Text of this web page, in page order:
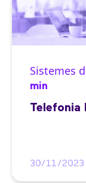
Sistemes
min
Telefonia
30/11/2023